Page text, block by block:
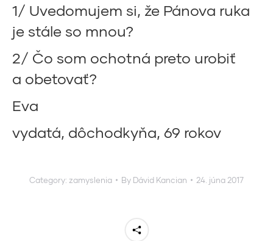
1/ Uvedomujem si, že Pánova ruka
je stále so mnou?
2/ Čo som ochotná preto urobiť
a obetovať?
Eva
vydatá, dôchodkyňa, 69 rokov
Category: zamyslenia By Dávid Kancian 24. júna 2017